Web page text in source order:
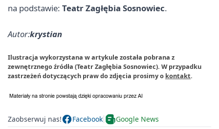
na podstawie: Teatr Zagłębia Sosnowiec.
Autor:krystian
Ilustracja wykorzystana w artykule została pobrana z
zewnętrznego źródła (Teatr Zagłębia Sosnowiec). W przypadku
zastrzeżeń dotyczących praw do zdjęcia prosimy o kontakt.
Zaobserwuj nas! Facebook Google News